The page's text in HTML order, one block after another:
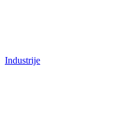
Industrije